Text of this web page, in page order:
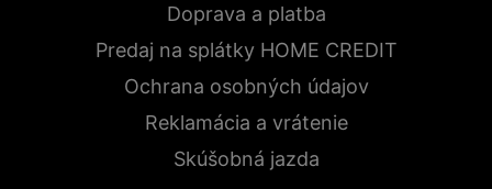
Doprava a platba
Predaj na splátky HOME CREDIT
Ochrana osobných údajov
Reklamácia a vrátenie
Skúšobná jazda